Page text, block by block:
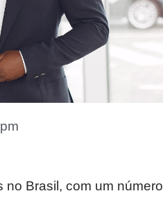
Brasil, com um número